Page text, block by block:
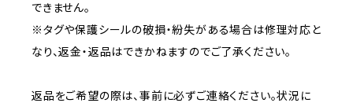
できません。
※タグや保護シールの破損・紛失がある場合は修理対応と
なり、返金・返品はできかねますのでご了承ください。
返品をご希望の際は、事前に必ずご連絡ください。状況に